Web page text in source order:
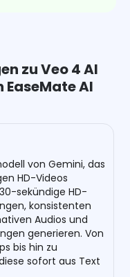
zu Veo 4 AI
AI
von Gemini, das
HD-Videos
sekündige HD-
konsistenten
Audios und
generieren. Von
bis hin zu
sofort aus Text